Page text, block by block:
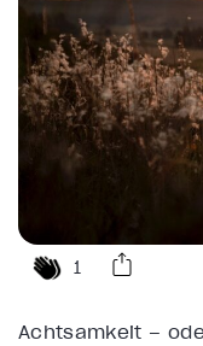
1
Achtsamkeit –